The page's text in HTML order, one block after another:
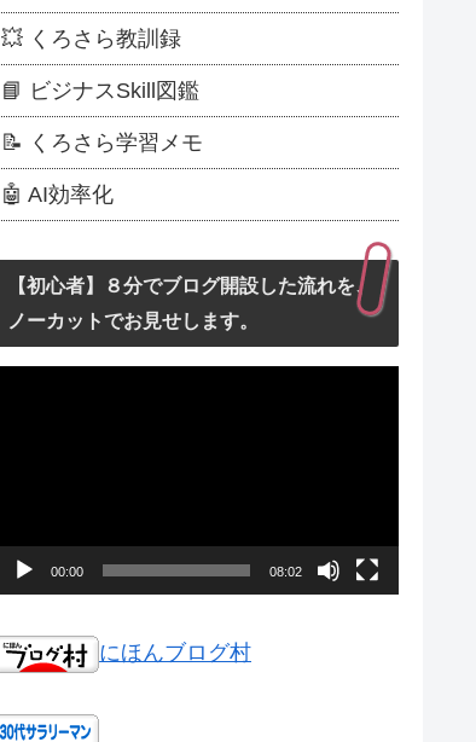
💥 くろさら教訓録
📘 ビジナスSkill図鑑
📝 くろさら学習メモ
🤖 AI効率化
【初心者】８分でブログ開設した流れを、
ノーカットでお見せします。
00:00 08:02
にほんブログ村